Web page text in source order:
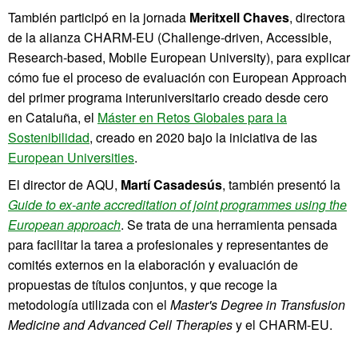
También participó en la jornada Meritxell Chaves, directora
de la alianza CHARM-EU (Challenge-driven, Accessible,
Research-based, Mobile European University), para explicar
cómo fue el proceso de evaluación con European Approach
del primer programa interuniversitario creado desde cero
en Cataluña, el Máster en Retos Globales para la
Sostenibilidad, creado en 2020 bajo la iniciativa de las
European Universities.
El director de AQU, Martí Casadesús, también presentó la
Guide to ex-ante accreditation of joint programmes using the
European approach. Se trata de una herramienta pensada
para facilitar la tarea a profesionales y representantes de
comités externos en la elaboración y evaluación de
propuestas de títulos conjuntos, y que recoge la
metodología utilizada con el Master's Degree in Transfusion
Medicine and Advanced Cell Therapiesy el CHARM-EU.